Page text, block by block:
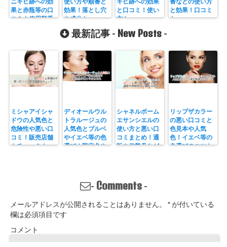
果と赤瓶等の口
コミ！使用順番
効果！落とし穴
や成分も
と口コミ！使い
方も
と効果！口コミ
も
最新記事 - New Posts -
ミシャアイシャ
ドウの人気色と
危険性や悪い口
コミ！販売店舗
もチェック☆
ディオールウル
トラルージュの
人気色とブルベ
やイエベ等の色
選び！限定色や
シャネルボーム
エサンシエルの
使い方と悪い口
コミまとめ！通
販や伊勢丹など
リップザカラー
の悪い口コミと
色見本や人気
色！イエベ等の
色選びのコツも
- Comments-
メールアドレスが公開されることはありません。 *が付いている
欄は必須項目です
コメント